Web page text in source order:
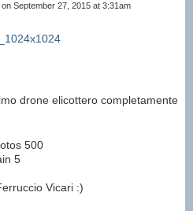
on September 27, 2015 at 3:31am
drone elicottero completamente
500
5
Vicari :)